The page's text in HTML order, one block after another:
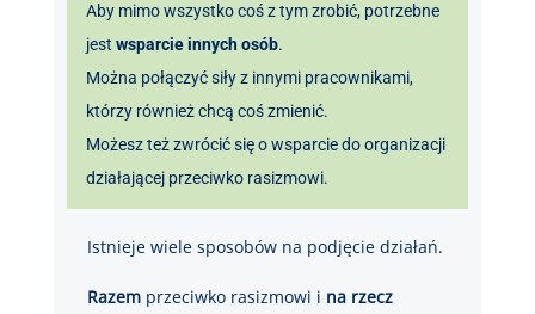
Aby mimo wszystko coś z tym zrobić, potrzebne
jest wsparcie innych osób.
Można połączyć siły z innymi pracownikami,
którzy również chcą coś zmienić.
Możesz też zwrócić się o wsparcie do organizacji
działającej przeciwko rasizmowi.
Istnieje wiele sposobów na podjęcie działań.
Razemprzeciwko rasizmowi i na rzecz